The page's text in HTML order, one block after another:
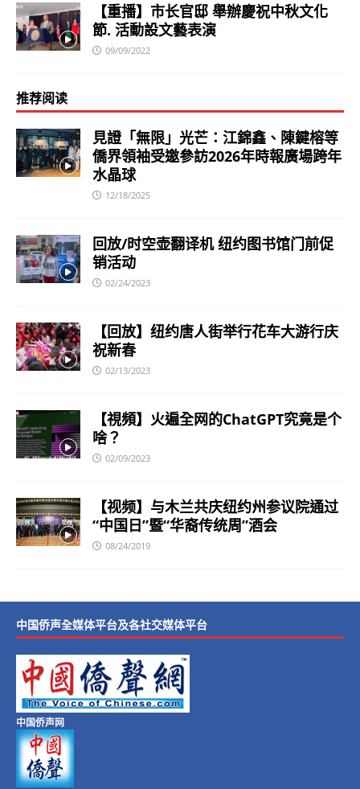
【重播】市长官邸 舉辦慶祝中秋文化
節. 活動設文藝表演
09/09/2022
推荐阅读
見證「無限」光芒：江錦鑫、陳鍵榕等
僑界領袖受邀參訪2026年時報廣場跨年
水晶球
12/18/2025
回放/时空壶翻译机 纽约图书馆门前促
销活动
02/24/2023
【回放】纽约唐人街举行花车大游行庆
祝新春
02/13/2023
【視頻】火遍全网的ChatGPT究竟是个
啥？
02/09/2023
【视频】与木兰共庆纽约州参议院通过
“中国日”暨“华裔传统周”酒会
08/24/2019
中国侨声全媒体平台及各社交媒体平台
中国侨声网